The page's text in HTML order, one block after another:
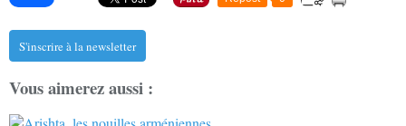
S'inscrire à la newsletter
Vous aimerez aussi :